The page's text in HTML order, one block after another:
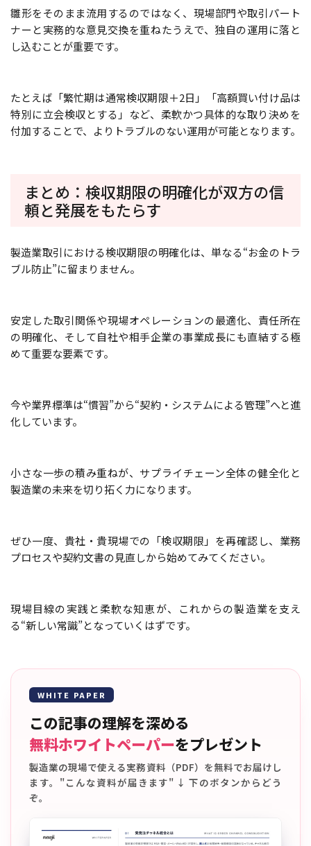
雛形をそのまま流用するのではなく、現場部門や取引パート
ナーと実務的な意見交換を重ねたうえで、独自の運用に落と
し込むことが重要です。
たとえば「繁忙期は通常検収期限＋2日」「高額買い付け品は
特別に立会検収とする」など、柔軟かつ具体的な取り決めを
付加することで、よりトラブルのない運用が可能となります。
まとめ：検収期限の明確化が双方の信
頼と発展をもたらす
製造業取引における検収期限の明確化は、単なる“お金のトラ
ブル防止”に留まりません。
安定した取引関係や現場オペレーションの最適化、責任所在
の明確化、そして自社や相手企業の事業成長にも直結する極
めて重要な要素です。
今や業界標準は“慣習”から“契約・システムによる管理”へと進
化しています。
小さな一歩の積み重ねが、サプライチェーン全体の健全化と
製造業の未来を切り拓く力になります。
ぜひ一度、貴社・貴現場での「検収期限」を再確認し、業務
プロセスや契約文書の見直しから始めてみてください。
現場目線の実践と柔軟な知恵が、これからの製造業を支え
る“新しい常識”となっていくはずです。
WHITE PAPER
この記事の理解を深める
無料ホワイトペーパーをプレゼント
製造業の現場で使える実務資料（PDF）を無料でお届けし
ます。"こんな資料が届きます" ↓ 下のボタンからどう
ぞ。